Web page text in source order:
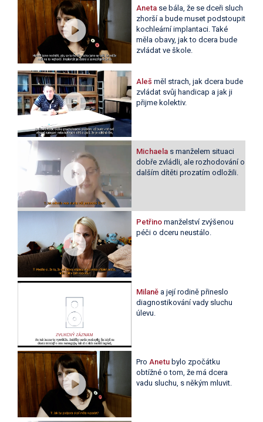
Aneta se bála, že se dceři sluch
zhorší a bude muset podstoupit
kochleární implantaci. Také
měla obavy, jak to dcera bude
zvládat ve škole.
Aleš měl strach, jak dcera bude
zvládat svůj handicap a jak ji
přijme kolektiv.
Michaelas manželem situaci
dobře zvládli, ale rozhodování o
dalším dítěti prozatím odložili.
Petřino manželství zvýšenou
péči o dceru neustálo.
Milaněa její rodině přineslo
diagnostikování vady sluchu
úlevu.
Pro Anetu bylo zpočátku
obtížné o tom, že má dcera
vadu sluchu, s někým mluvit.